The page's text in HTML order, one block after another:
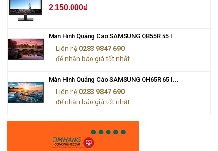
2.150.000₫
Màn Hình Quảng Cáo SAMSUNG QB55R 55 I...
Liên hệ 0283 9847 690
để nhận báo giá tốt nhất
Màn Hình Quảng Cáo SAMSUNG QH65R 65 I...
Liên hệ 0283 9847 690
để nhận báo giá tốt nhất